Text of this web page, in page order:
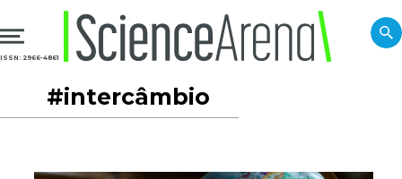
ISSN: 2966-4861
#intercâmbio